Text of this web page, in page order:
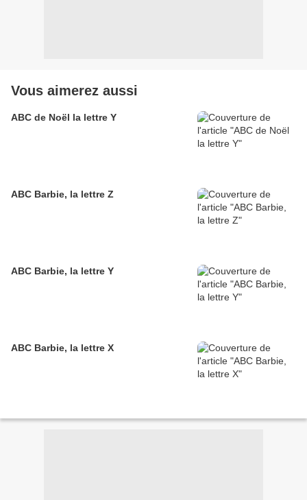
Vous aimerez aussi
ABC de Noël la lettre Y
ABC Barbie, la lettre Z
ABC Barbie, la lettre Y
ABC Barbie, la lettre X